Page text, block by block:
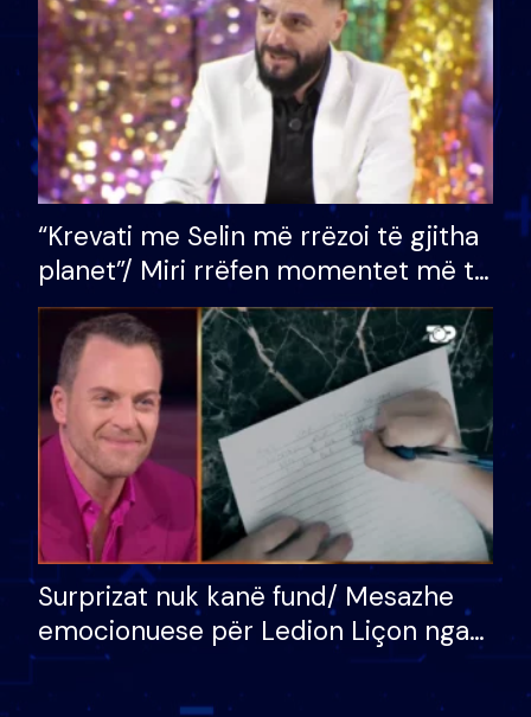
“Krevati me Selin më rrëzoi të gjitha
planet”/ Miri rrëfen momentet më të
bukura në shtëpinë e BB VIP: Do më
mungojë zilja e mëngjesit kur…
Surprizat nuk kanë fund/ Mesazhe
emocionuese për Ledion Liçon nga
nëna dhe fëmijët e tij, moderatori
nuk i mban dot lotët: Nuk meritoj…